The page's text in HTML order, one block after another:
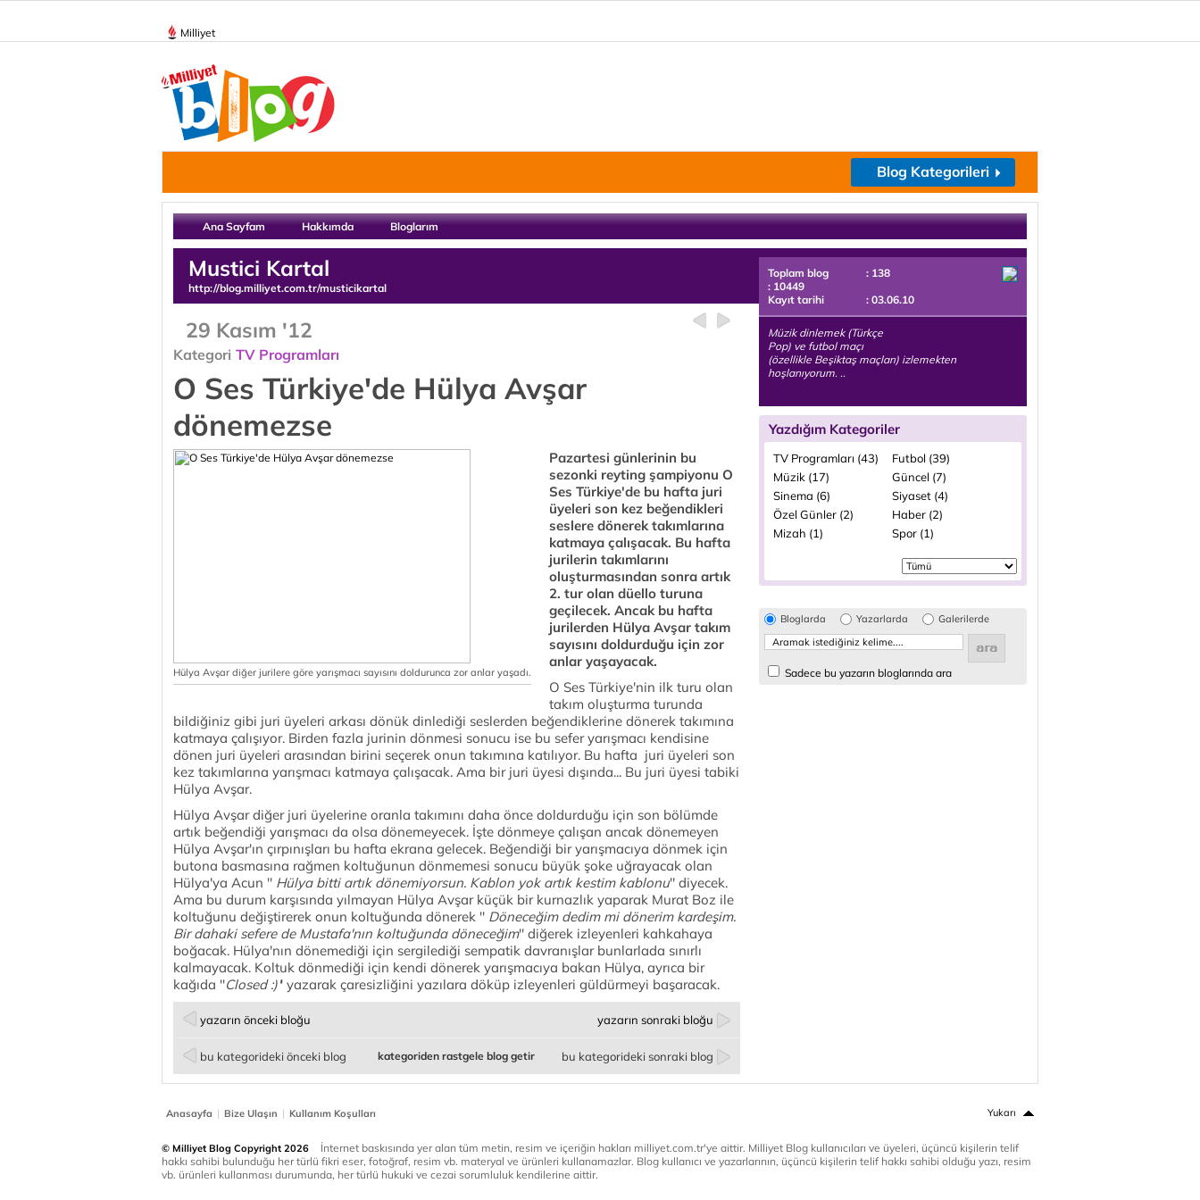
Milliyet
Blog Kategorileri
Ana Sayfam Hakkımda Bloglarım
Mustici Kartal
http://blog.milliyet.com.tr/musticikartal
29 Kasım '12
Kategori TV Programları
O Ses Türkiye'de Hülya Avşar
dönemezse
Hülya Avşar diğer jurilere göre yarışmacı sayısını doldurunca zor anlar yaşadı.
Pazartesi günlerinin bu
sezonki reyting şampiyonu O
Ses Türkiye'de bu hafta juri
üyeleri son kez beğendikleri
seslere dönerek takımlarına
katmaya çalışacak. Bu hafta
jurilerin takımlarını
oluşturmasından sonra artık
2. tur olan düello turuna
geçilecek. Ancak bu hafta
jurilerden Hülya Avşar takım
sayısını doldurduğu için zor
anlar yaşayacak.
O Ses Türkiye'nin ilk turu olan
takım oluşturma turunda
bildiğiniz gibi juri üyeleri arkası dönük dinlediği seslerden beğendiklerine dönerek takımına
katmaya çalışıyor. Birden fazla jurinin dönmesi sonucu ise bu sefer yarışmacı kendisine
dönen juri üyeleri arasından birini seçerek onun takımına katılıyor. Bu hafta juri üyeleri son
kez takımlarına yarışmacı katmaya çalışacak. Ama bir juri üyesi dışında... Bu juri üyesi tabiki
Hülya Avşar.
Hülya Avşar diğer juri üyelerine oranla takımını daha önce doldurduğu için son bölümde
artık beğendiği yarışmacı da olsa dönemeyecek. İşte dönmeye çalışan ancak dönemeyen
Hülya Avşar'ın çırpınışları bu hafta ekrana gelecek. Beğendiği bir yarışmacıya dönmek için
butona basmasına rağmen koltuğunun dönmemesi sonucu büyük şoke uğrayacak olan
Hülya'ya Acun '' Hülya bitti artık dönemiyorsun. Kablon yok artık kestim kablonu'' diyecek.
Ama bu durum karşısında yılmayan Hülya Avşar küçük bir kurnazlık yaparak Murat Boz ile
koltuğunu değiştirerek onun koltuğunda dönerek '' Döneceğim dedim mi dönerim kardeşim.
Bir dahaki sefere de Mustafa'nın koltuğunda döneceğim'' diğerek izleyenleri kahkahaya
boğacak. Hülya'nın dönemediği için sergilediği sempatik davranışlar bunlarlada sınırlı
kalmayacak. Koltuk dönmediği için kendi dönerek yarışmacıya bakan Hülya, ayrıca bir
kağıda ''Closed :)'' yazarak çaresizliğini yazılara döküp izleyenleri güldürmeyi başaracak.
yazarın önceki bloğu yazarın sonraki bloğu
bu kategorideki önceki blog bu kategorideki sonraki blog
kategoriden rastgele blog getir
Toplam blog
: 138
: 10449
Kayıt tarihi
: 03.06.10
Müzik dinlemek (Türkçe
Pop) ve futbol maçı
(özellikle Beşiktaş maçları) izlemekten
hoşlanıyorum. ..
Yazdığım Kategoriler
TV Programları (43)
Futbol (39)
Müzik (17)
Güncel (7)
Sinema (6)
Siyaset (4)
Özel Günler (2)
Haber (2)
Mizah (1)
Spor (1)
Bloglarda Yazarlarda Galerilerde
Sadece bu yazarın bloglarında ara
Anasayfa | Bize Ulaşın | Kullanım Koşulları Yukarı
© Milliyet Blog Copyright 2026
İnternet baskısında yer alan tüm metin, resim ve içeriğin hakları milliyet.com.tr'ye aittir. Milliyet Blog kullanıcıları ve üyeleri, üçüncü kişilerin telif
hakkı sahibi bulunduğu her türlü fikri eser, fotoğraf, resim vb. materyal ve ürünleri kullanamazlar. Blog kullanıcı ve yazarlarının, üçüncü kişilerin telif hakkı sahibi olduğu yazı, resim
vb. ürünleri kullanması durumunda, her türlü hukuki ve cezai sorumluluk kendilerine aittir.